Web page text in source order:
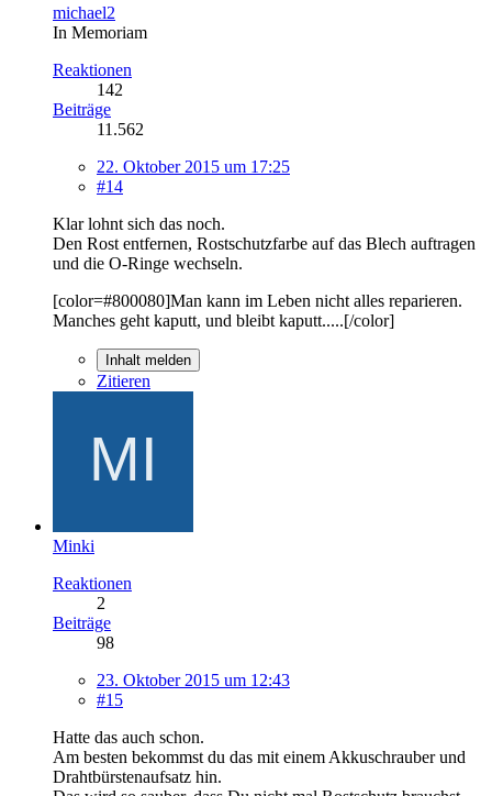
michael2
In Memoriam
Reaktionen
142
Beiträge
11.562
22. Oktober 2015 um 17:25
#14
Klar lohnt sich das noch.
Den Rost entfernen, Rostschutzfarbe auf das Blech auftragen
und die O-Ringe wechseln.
[color=#800080]Man kann im Leben nicht alles reparieren.
Manches geht kaputt, und bleibt kaputt.....[/color]
Inhalt melden
Zitieren
Minki
Reaktionen
2
Beiträge
98
23. Oktober 2015 um 12:43
#15
Hatte das auch schon.
Am besten bekommst du das mit einem Akkuschrauber und
Drahtbürstenaufsatz hin.